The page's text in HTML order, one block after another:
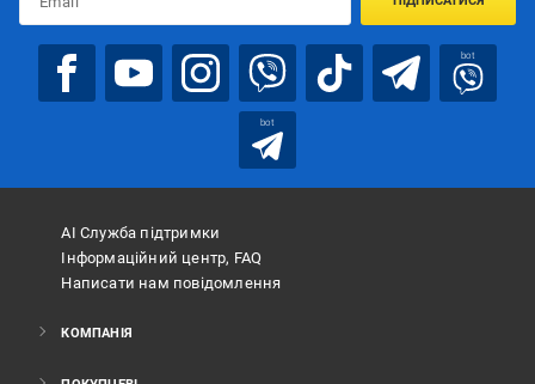
bot
bot
АІ Служба підтримки
Інформаційний центр, FAQ
Написати нам повідомлення
КОМПАНІЯ